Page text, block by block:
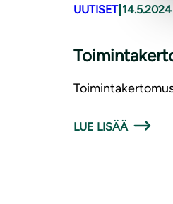
UUTISET| 14.5.2024
LUE LISÄÄ